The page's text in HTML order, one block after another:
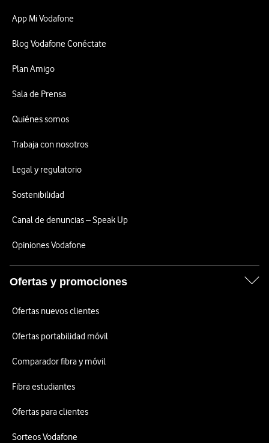
App Mi Vodafone
Blog Vodafone Conéctate
Plan Amigo
Sala de Prensa
Quiénes somos
Trabaja con nosotros
Legal y regulatorio
Sostenibilidad
Canal de denuncias – Speak Up
Opiniones Vodafone
Ofertas y promociones
Ofertas nuevos clientes
Ofertas portabilidad móvil
Comparador fibra y móvil
Fibra estudiantes
Ofertas para clientes
Sorteos Vodafone